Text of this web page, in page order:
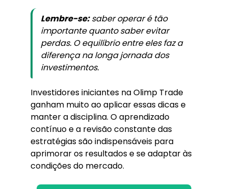
Lembre-se:saber operar é tão
importante quanto saber evitar
perdas. O equilíbrio entre eles faz a
diferença na longa jornada dos
investimentos.
Investidores iniciantes na Olimp Trade
ganham muito ao aplicar essas dicas e
manter a disciplina. O aprendizado
contínuo e a revisão constante das
estratégias são indispensáveis para
aprimorar os resultados e se adaptar às
condições do mercado.